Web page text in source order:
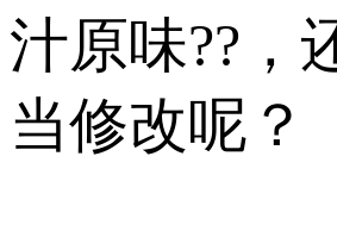
汁原味??，
当修改呢？